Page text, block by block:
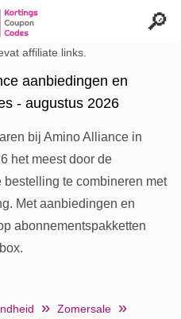
affiliate links.
aanbiedingen en
- augustus 2026
bij Amino Alliance in
het meest door de
te combineren met
Met aanbiedingen en
abonnementspakketten
Zomersale